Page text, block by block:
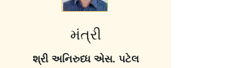
મંત્રી
શ્રી અનિરુધ્ધ એસ. પટેલ